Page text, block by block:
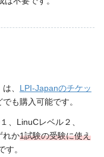
、 LPI-Japanのチケッ
でも購入可能です。
、LinuCレベル２、
れか1試験の受験に使え
す。